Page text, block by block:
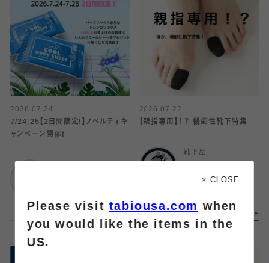
2026.07.24
7/24.25【2日間限定❗️】ノベルティキ
ャンペーン開催❗️
2026.07.22
【親指専用】！？ 機能性靴下特集
靴下屋
× CLOSE
Please visittabiousa.com when
you would like the items in the
US.